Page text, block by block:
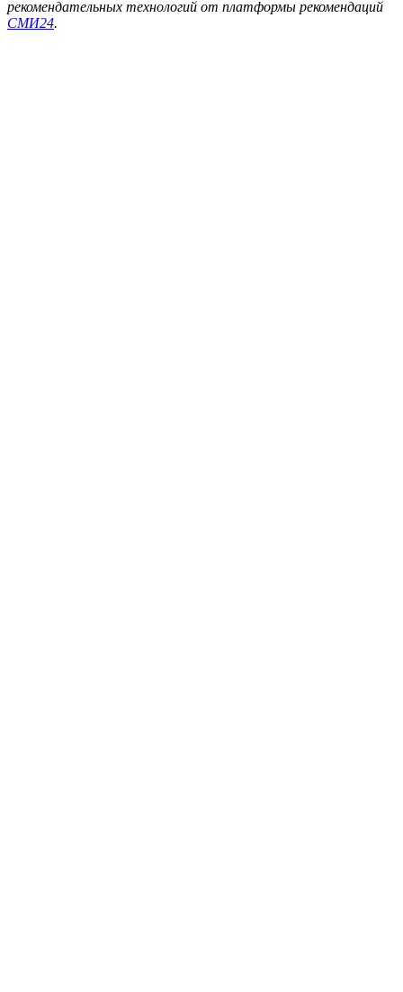
рекомендательных технологий от платформы рекомендаций
СМИ24.